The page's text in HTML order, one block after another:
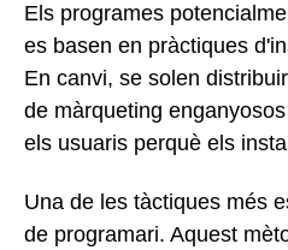
Els programes
es basen en pràctiques
En canvi, se solen
de màrqueting
els usuaris perquè els
Una de les tàctiques més
de programari. Aquest